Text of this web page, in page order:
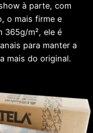
à parte, com
o mais firme e
365g/m², ele é
para manter a
mais do original.